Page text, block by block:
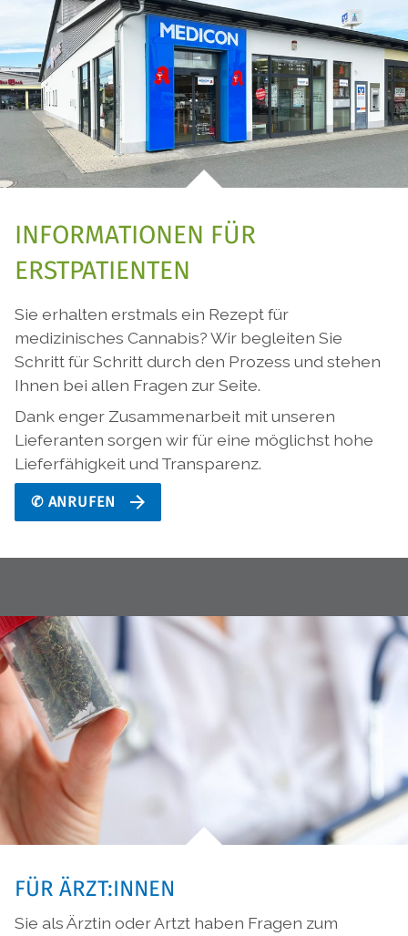
INFORMATIONEN FÜR
ERSTPATIENTEN
Sie erhalten erstmals ein Rezept für
medizinisches Cannabis? Wir begleiten Sie
Schritt für Schritt durch den Prozess und stehen
Ihnen bei allen Fragen zur Seite.
Dank enger Zusammenarbeit mit unseren
Lieferanten sorgen wir für eine möglichst hohe
Lieferfähigkeit und Transparenz.
✆ ANRUFEN
FÜR ÄRZT:INNEN
Sie als Ärztin oder Artzt haben Fragen zum